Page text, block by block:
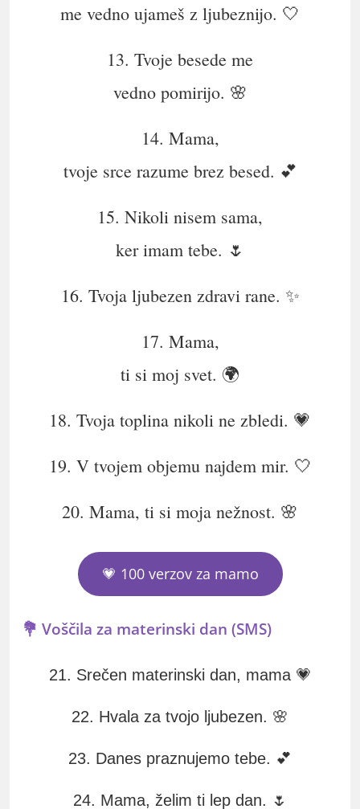
me vedno ujameš z ljubeznijo. 🤍
13. Tvoje besede me
vedno pomirijo. 🌸
14. Mama,
tvoje srce razume brez besed. 💕
15. Nikoli nisem sama,
ker imam tebe. 🌷
16. Tvoja ljubezen zdravi rane. ✨
17. Mama,
ti si moj svet. 🌍
18. Tvoja toplina nikoli ne zbledi. 💗
19. V tvojem objemu najdem mir. 🤍
20. Mama, ti si moja nežnost. 🌸
💗 100 verzov za mamo
💐 Voščila za materinski dan (SMS)
21. Srečen materinski dan, mama 💗
22. Hvala za tvojo ljubezen. 🌸
23. Danes praznujemo tebe. 💕
24. Mama, želim ti lep dan. 🌷